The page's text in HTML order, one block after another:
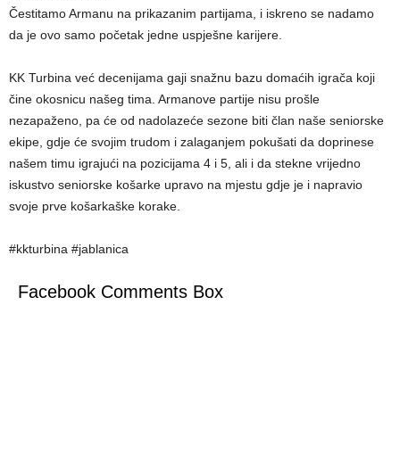
Čestitamo Armanu na prikazanim partijama, i iskreno se nadamo
da je ovo samo početak jedne uspješne karijere.
KK Turbina već decenijama gaji snažnu bazu domaćih igrača koji
čine okosnicu našeg tima. Armanove partije nisu prošle
nezapaženo, pa će od nadolazeće sezone biti član naše seniorske
ekipe, gdje će svojim trudom i zalaganjem pokušati da doprinese
našem timu igrajući na pozicijama 4 i 5, ali i da stekne vrijedno
iskustvo seniorske košarke upravo na mjestu gdje je i napravio
svoje prve košarkaške korake.
#kkturbina #jablanica
Facebook Comments Box